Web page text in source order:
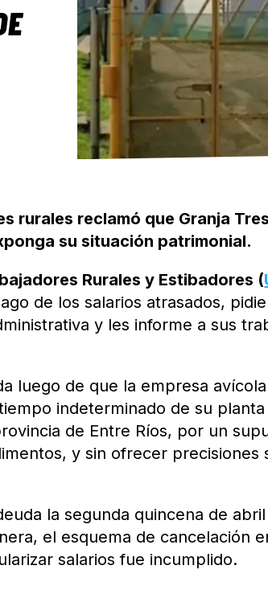
rurales reclamó que Granja
su situación patrimonial.
Rurales y Estibadores (
de los salarios atrasados,
y les informe a sus
luego de que la empresa
indeterminado de su
de Entre Ríos, por un
y sin ofrecer precisiones
la segunda quincena de
el esquema de cancelación
salarios fue incumplido.